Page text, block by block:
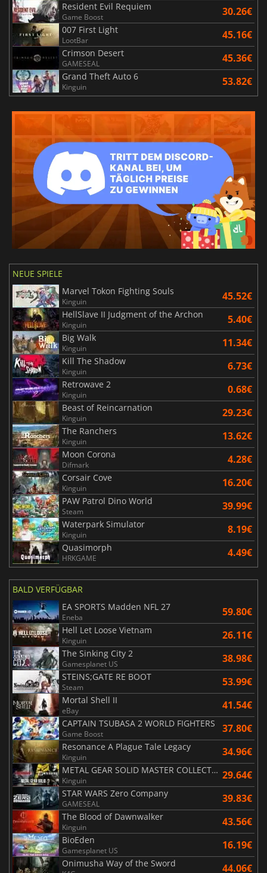
Resident Evil Requiem
Game Boost 30.26€
007 First Light
LootBar 45.16€
Crimson Desert
GAMESEAL 45.36€
Grand Theft Auto 6
Kinguin 53.82€
NEUE SPIELE
Marvel Tokon Fighting Souls
Kinguin 45.52€
HellSlave II Judgment of the Archon
Kinguin 5.40€
Big Walk
Kinguin 11.34€
Kill The Shadow
Kinguin 6.73€
Retrowave 2
Kinguin 0.68€
Beast of Reincarnation
Kinguin 29.23€
The Ranchers
Kinguin 13.62€
Moon Corona
Difmark 4.28€
Corsair Cove
Kinguin 16.20€
PAW Patrol Dino World
Steam 39.99€
Waterpark Simulator
Kinguin 8.19€
Quasimorph
HRKGAME 4.49€
BALD VERFÜGBAR
EA SPORTS Madden NFL 27
Eneba 59.80€
Hell Let Loose Vietnam
Kinguin 26.11€
The Sinking City 2
Gamesplanet US 38.98€
STEINS;GATE RE BOOT
Steam 53.99€
Mortal Shell II
eBay 41.54€
CAPTAIN TSUBASA 2 WORLD FIGHTERS
Game Boost 37.80€
Resonance A Plague Tale Legacy
Kinguin 34.96€
METAL GEAR SOLID MASTER COLLECTION Vol.2
Kinguin 29.64€
STAR WARS Zero Company
GAMESEAL 39.83€
The Blood of Dawnwalker
Kinguin 43.56€
BioEden
Gamesplanet US 16.19€
Onimusha Way of the Sword 44.06€